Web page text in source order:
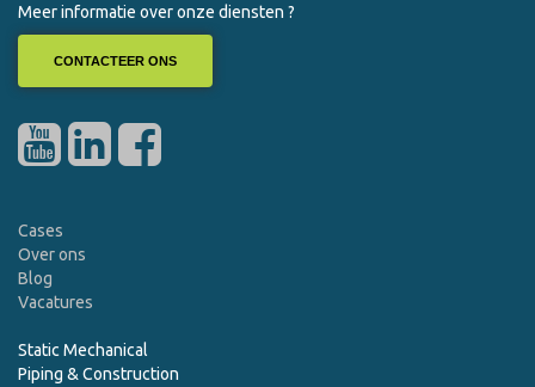
Meer informatie over onze diensten ?
CONTACTEER ONS
Cases
Over ons
Blog
Vacatures
Static Mechanical
Piping & Construction